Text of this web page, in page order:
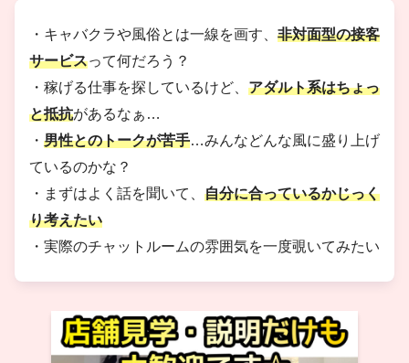
・キャバクラや風俗とは一線を画す、 非対面型の接客
サービスって何だろう？
・稼げる仕事を探しているけど、 アダルト系はちょっ
と抵抗があるなぁ…
・ 男性とのトークが苦手…みんなどんな風に盛り上げ
ているのかな？
・まずはよく話を聞いて、 自分に合っているかじっく
り考えたい
・実際のチャットルームの雰囲気を一度覗いてみたい